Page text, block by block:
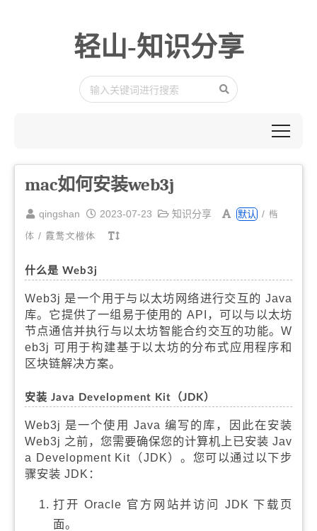
轻山-知识分享
mac如何安装web3j
qingshan 2023-07-23 知识分享 默认 / 楷
体 / 霞鹜文楷体
什么是 Web3j
Web3j 是一个用于与以太坊网络进行交互的 Java
库。它提供了一组易于使用的 API，可以与以太坊
节点通信并执行与以太坊智能合约交互的功能。W
eb3j 可用于构建基于以太坊的分布式应用程序和
区块链解决方案。
安装 Java Development Kit（JDK）
Web3j 是一个使用 Java 编写的库，因此在安装
Web3j 之前，您需要确保您的计算机上已安装 Jav
a Development Kit（JDK）。您可以通过以下步
骤安装 JDK：
打开 Oracle 官方网站并访问 JDK 下载页
面。